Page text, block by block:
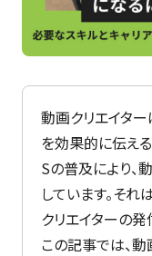
最新のお知らせ
+プラスラボ
1日最大2つの学科説
オープン
キャンパス
動画クリエイタ
を効果的に伝え
Sの普及により、
しています。そ
クリエイターの発
この記事では、